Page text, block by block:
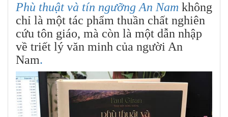
Phù thuật và tín ngưỡng An Nam không
chỉ là một tác phẩm thuần chất nghiên
cứu tôn giáo, mà còn là một dẫn nhập
về triết lý văn minh của người An
Nam.